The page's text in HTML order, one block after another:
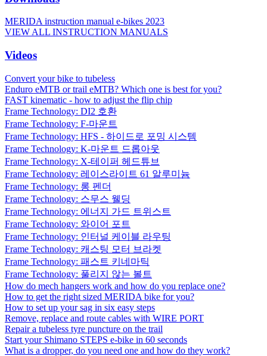
MERIDA instruction manual e-bikes 2023
VIEW ALL INSTRUCTION MANUALS
Videos
Convert your bike to tubeless
Enduro eMTB or trail eMTB? Which one is best for you?
FAST kinematic - how to adjust the flip chip
Frame Technology: DI2 호환
Frame Technology: F-마운트
Frame Technology: HFS - 하이드로 포밍 시스템
Frame Technology: K-마운트 드롭아웃
Frame Technology: X-테이퍼 헤드튜브
Frame Technology: 레이스라이트 61 알루미늄
Frame Technology: 롱 펜더
Frame Technology: 스무스 웰딩
Frame Technology: 에너지 가드 트위스트
Frame Technology: 와이어 포트
Frame Technology: 인터널 케이블 라우팅
Frame Technology: 캐스팅 모터 브라켓
Frame Technology: 패스트 키네마틱
Frame Technology: 풀리지 않는 볼트
How do mech hangers work and how do you replace one?
How to get the right sized MERIDA bike for you?
How to set up your sag in six easy steps
Remove, replace and route cables with WIRE PORT
Repair a tubeless tyre puncture on the trail
Start your Shimano STEPS e-bike in 60 seconds
What is a dropper, do you need one and how do they work?